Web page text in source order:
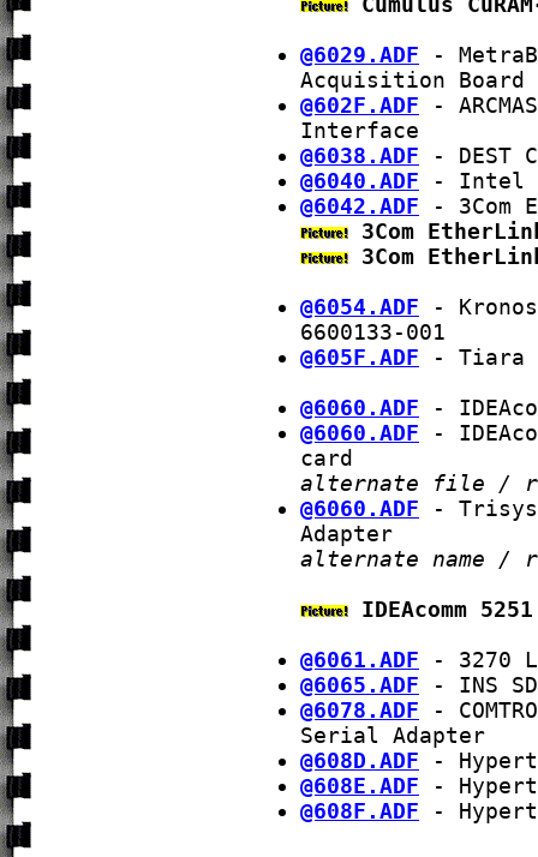
@6029.ADF -
Acquisition Board
@602F.ADF -
Interface
@6038.ADF - DEST
@6040.ADF - Intel
@6042.ADF - 3Com
3Com
3Com
@6054.ADF - Kronos
6600133-001
@605F.ADF - Tiara
@6060.ADF -
@6060.ADF -
card
alternate file /
@6060.ADF -
Adapter
alternate name /
IDEAcomm
@6061.ADF - 3270
@6065.ADF - INS
@6078.ADF -
Serial Adapter
@608D.ADF -
@608E.ADF -
@608F.ADF -